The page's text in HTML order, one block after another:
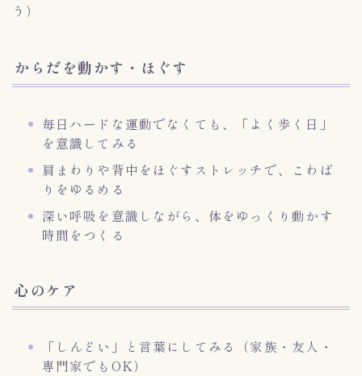
う）
からだを動かす・ほぐす
毎日ハードな運動でなくても、「よく歩く日」
を意識してみる
肩まわりや背中をほぐすストレッチで、こわば
りをゆるめる
深い呼吸を意識しながら、体をゆっくり動かす
時間をつくる
心のケア
「しんどい」と言葉にしてみる（家族・友人・
専門家でもOK）